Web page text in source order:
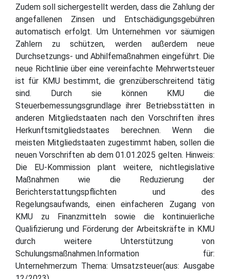
Zudem soll sichergestellt werden, dass die Zahlung der
angefallenen Zinsen und Entschädigungsgebühren
automatisch erfolgt. Um Unternehmen vor säumigen
Zahlern zu schützen, werden außerdem neue
Durchsetzungs- und Abhilfemaßnahmen eingeführt. Die
neue Richtlinie über eine vereinfachte Mehrwertsteuer
ist für KMU bestimmt, die grenzüberschreitend tätig
sind. Durch sie können KMU die
Steuerbemessungsgrundlage ihrer Betriebsstätten in
anderen Mitgliedstaaten nach den Vorschriften ihres
Herkunftsmitgliedstaates berechnen. Wenn die
meisten Mitgliedstaaten zugestimmt haben, sollen die
neuen Vorschriften ab dem 01.01.2025 gelten. Hinweis:
Die EU-Kommission plant weitere, nichtlegislative
Maßnahmen wie die Reduzierung der
Berichterstattungspflichten und des
Regelungsaufwands, einen einfacheren Zugang von
KMU zu Finanzmitteln sowie die kontinuierliche
Qualifizierung und Förderung der Arbeitskräfte in KMU
durch weitere Unterstützung von
Schulungsmaßnahmen.Information für:
Unternehmerzum Thema: Umsatzsteuer(aus: Ausgabe